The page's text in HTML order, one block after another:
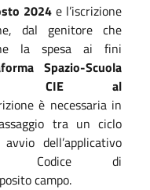
2024 e l’iscrizione
dal genitore che
la spesa ai fini
Spazio-Scuola
o CIE al
è necessaria in
tra un ciclo
dell’applicativo
Codice di
campo.